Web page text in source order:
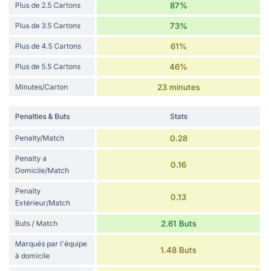
Plus de 2.5 Cartons 87%
Plus de 3.5 Cartons 73%
Plus de 4.5 Cartons 61%
Plus de 5.5 Cartons 46%
Minutes/Carton 23 minutes
Penalties & Buts Stats
Penalty/Match 0.28
Penalty a
Domicile/Match
0.16
Penalty
Extérieur/Match
0.13
Buts / Match 2.61 Buts
Marqués par l'équipe
à domicile
1.48 Buts